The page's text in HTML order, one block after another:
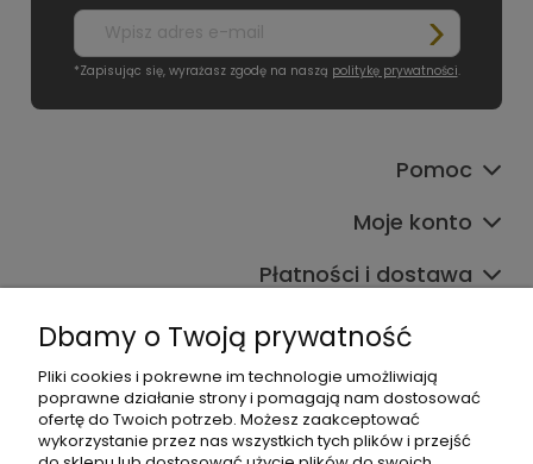
*Zapisując się, wyrażasz zgodę na naszą politykę prywatności.
Pomoc
Moje konto
Płatności i dostawa
Informacje
O nas
Dbamy o Twoją prywatność
Pliki cookies i pokrewne im technologie umożliwiają
poprawne działanie strony i pomagają nam dostosować
ofertę do Twoich potrzeb. Możesz zaakceptować
wykorzystanie przez nas wszystkich tych plików i przejść